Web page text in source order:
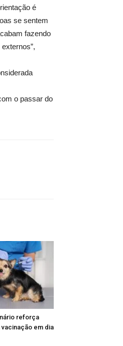
é
se sentem
fazendo
o passar do
reforça
em dia